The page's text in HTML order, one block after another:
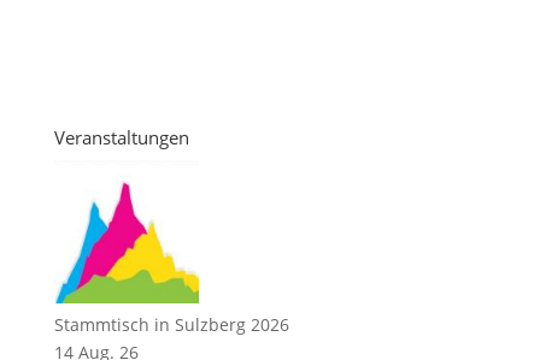
Veranstaltungen
Stammtisch in Sulzberg 2026
14 Aug. 26